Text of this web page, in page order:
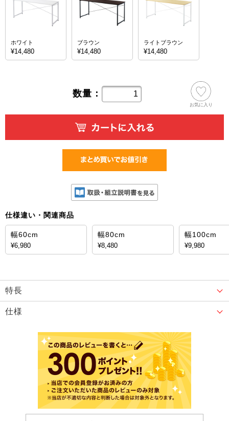
ホワイト
¥14,480
ブラウン
¥14,480
ライトブラウン
¥14,480
数量：
お気に入り
仕様違い・関連商品
幅60cm
¥6,980
幅80cm
¥8,480
幅100cm
¥9,980
特長
仕様